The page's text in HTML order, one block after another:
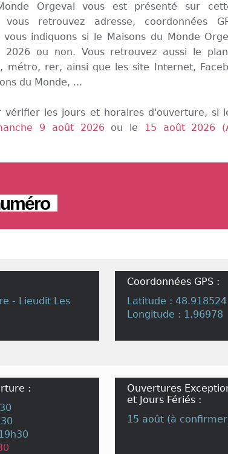
Orgeval vous est présenté sur
vous retrouvez adresse, coordonnées
indiquons si le Maisons du Monde
2026 ou non. Vous retrouvez aussi le
métro, rer, ainsi que les site Internet,
du Monde, ...
vérifier les jours et horaires d'ouverture, si
9 août 2026ou le 15 août 2026
- Lieudit Les
Coordonnées GPS :
Latitude : 48.918524
Longitude : 1.96978
:
Ouvertures
et Jours Fériés :
15 août (à